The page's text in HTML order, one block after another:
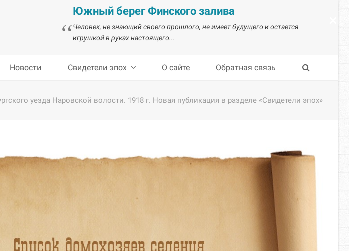
Южный берег Финского залива
Человек, не знающий своего прошлого, не имеет будущего и остается
игрушкой в руках настоящего...
Новости Свидетели эпох О сайте Обратная связь
уезда Наровской волости. 1918 г. Новая публикация в разделе «Свидетели эпох»